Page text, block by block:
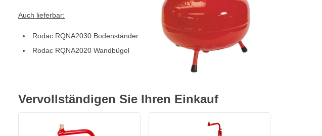
Auch lieferbar:
Rodac RQNA2030 Bodenständer
Rodac RQNA2020 Wandbügel
Vervollständigen Sie Ihren Einkauf